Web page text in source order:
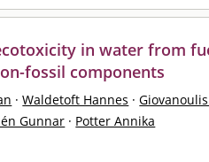
in water from
fossil components
· Waldetoft Hannes ·
Gunnar · Potter Annika